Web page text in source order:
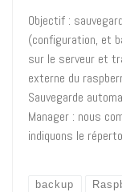
Objectif :
(configuration, et
sur le serveur et
externe du
Sauvegarde
Manager : nous
indiquons le
backup